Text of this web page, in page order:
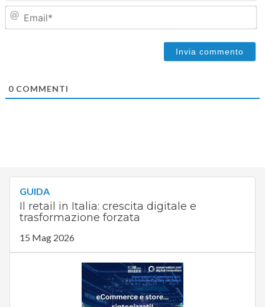
0COMMENTI
GUIDA
Il retail in Italia: crescita digitale e
trasformazione forzata
15 Mag 2026